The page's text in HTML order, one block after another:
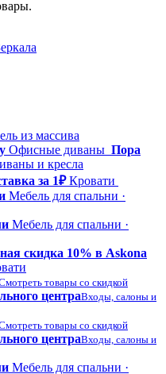
из массива
Офисные диваны Пора
и кресла
за 1₽ Кровати
Мебель для спальни ·
Мебель для спальни ·
скидка 10% в Askona
товары со скидкой
центраВходы, салоны и
товары со скидкой
центраВходы, салоны и
Мебель для спальни ·